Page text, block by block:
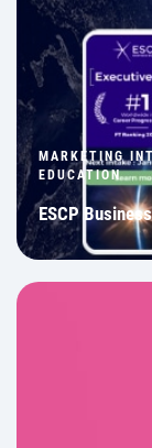
MARKETING
EDUCATION
ESCP